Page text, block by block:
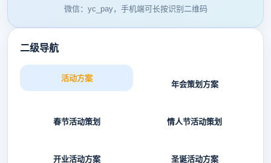
微信：yc_pay，手机端可长按识别二维码
二级导航
活动方案
年会策划方案
春节活动策划 情人节活动策划
开业活动方案 圣诞活动方案